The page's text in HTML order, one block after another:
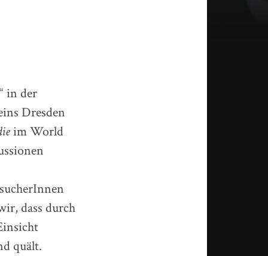
in der
Dresden
im World
dass durch
quält.